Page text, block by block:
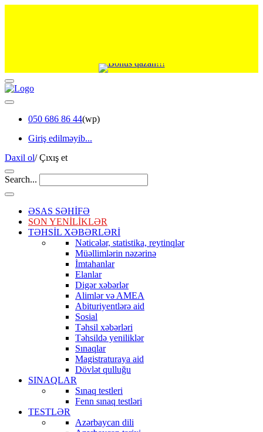
050 686 86 44(wp)
Giriş edilməyib...
Daxil ol/Çıxış et
Search...
ƏSAS SƏHİFƏ
SON YENİLİKLƏR
TƏHSİL XƏBƏRLƏRİ
Nəticələr, statistika, reytinqlər
Müəllimlərin nəzərinə
İmtahanlar
Elanlar
Digər xəbərlər
Alimlər və AMEA
Abituriyentlərə aid
Sosial
Təhsil xəbərləri
Təhsildə yeniliklər
Sınaqlar
Magistraturaya aid
Dövlət qulluğu
SINAQLAR
Sınaq testleri
Fenn sınaq testləri
TESTLƏR
Azərbaycan dili